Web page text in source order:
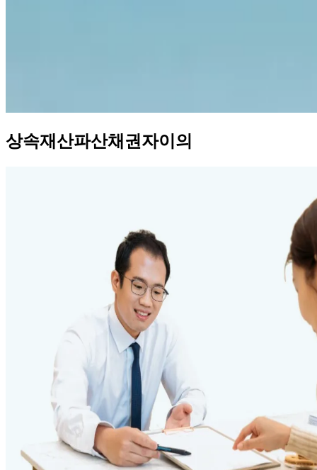
상속재산파산채권자이의